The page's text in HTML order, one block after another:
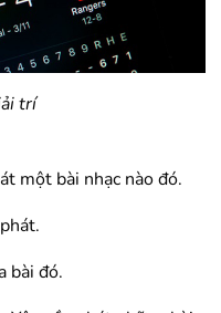
trí
một bài nhạc nào đó.
bài đó.